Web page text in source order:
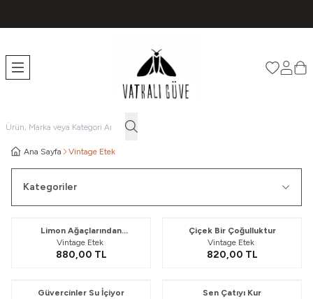
Favorilerim
Ana Sayfa Vintage Etek
Kategoriler
Limon Ağaçlarından
Bahsetmek
Vintage Etek
880,00 TL
Çiçek Bir Çoğulluktur
Vintage Etek
820,00 TL
Güvercinler Su İçiyor
Sen Çatıyı Kur